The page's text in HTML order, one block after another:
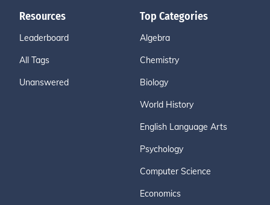
Resources
Leaderboard
All Tags
Unanswered
Top Categories
Algebra
Chemistry
Biology
World History
English Language Arts
Psychology
Computer Science
Economics